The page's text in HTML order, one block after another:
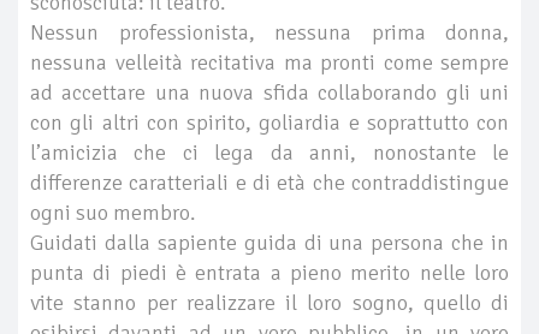
Nessun professionista, nessuna prima donna,
nessuna velleità recitativa ma pronti come sempre
ad accettare una nuova sfida collaborando gli uni
con gli altri con spirito, goliardia e soprattutto con
l’amicizia che ci lega da anni, nonostante le
differenze caratteriali e di età che contraddistingue
ogni suo membro.
Guidati dalla sapiente guida di una persona che in
punta di piedi è entrata a pieno merito nelle loro
vite stanno per realizzare il loro sogno, quello di